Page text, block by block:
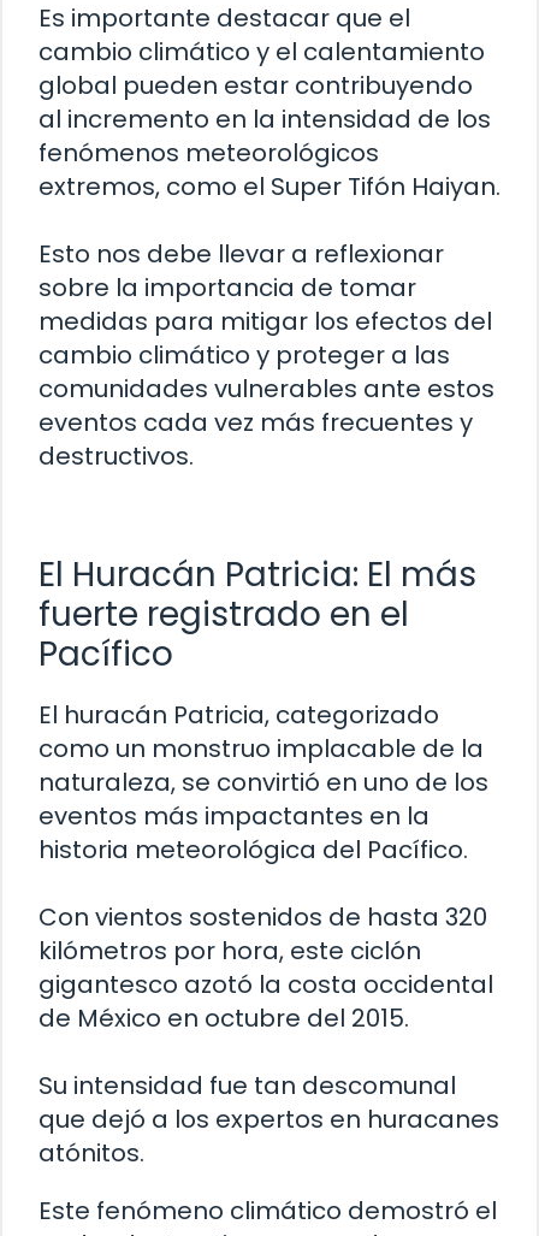
Es importante destacar que el
cambio climático y el calentamiento
global pueden estar contribuyendo
al incremento en la intensidad de los
fenómenos meteorológicos
extremos, como el Super Tifón Haiyan.
Esto nos debe llevar a reflexionar
sobre la importancia de tomar
medidas para mitigar los efectos del
cambio climático y proteger a las
comunidades vulnerables ante estos
eventos cada vez más frecuentes y
destructivos.
El Huracán Patricia: El más
fuerte registrado en el
Pacífico
El huracán Patricia, categorizado
como un monstruo implacable de la
naturaleza, se convirtió en uno de los
eventos más impactantes en la
historia meteorológica del Pacífico.
Con vientos sostenidos de hasta 320
kilómetros por hora, este ciclón
gigantesco azotó la costa occidental
de México en octubre del 2015.
Su intensidad fue tan descomunal
que dejó a los expertos en huracanes
atónitos.
Este fenómeno climático demostró el